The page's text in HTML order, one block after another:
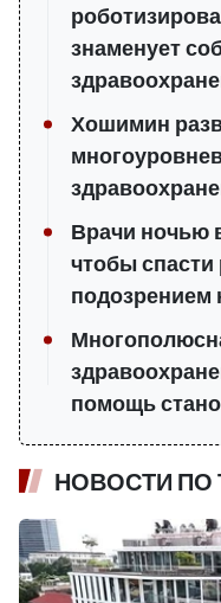
знаменует
Хошимин
Врачи ночью
чтобы спасти
подозрением
помощь
НОВОСТИ ПО